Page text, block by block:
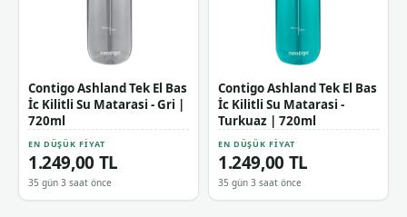
Contigo Ashland Tek El Bas
İc Kilitli Su Matarasi - Gri |
720ml
EN DÜŞÜK FIYAT
1.249,00 TL
35 gün 3 saat önce
Contigo Ashland Tek El Bas
İc Kilitli Su Matarasi -
Turkuaz | 720ml
EN DÜŞÜK FIYAT
1.249,00 TL
35 gün 3 saat önce